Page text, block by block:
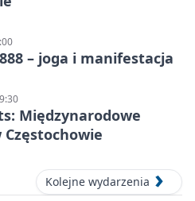
– joga i manifestacja
Międzynarodowe
Kolejne wydarzenia